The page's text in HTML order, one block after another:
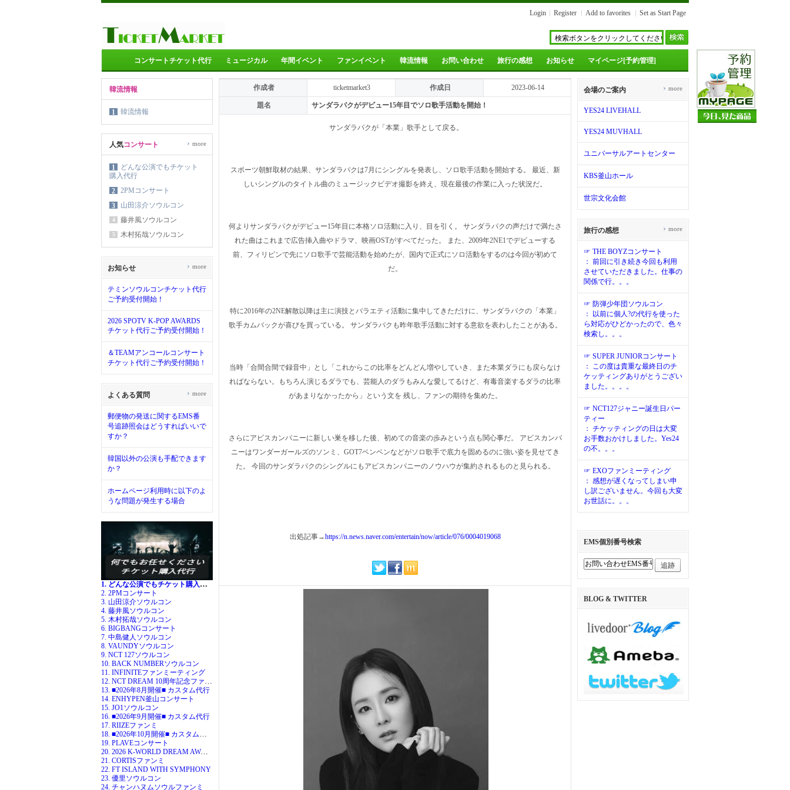
Login Register Add to favorites Set as Start Page
コンサートチケット代行 ミュージカル 年間イベント ファンイベント 韓流情報 お問い合わせ 旅行の感想 お知らせ マイページ[予約管理]
韓流情報
1 韓流情報
人気コンサート
1
どんな公演でもチケット
購入代行
2
2PMコンサート
3
山田涼介ソウルコン
4 藤井風ソウルコン
5 木村拓哉ソウルコン
› more
お知らせ
テミンソウルコンチケット代行
ご予約受付開始！
2026 SPOTV K-POP AWARDS
チケット代行ご予約受付開始！
＆TEAMアンコールコンサート
チケット代行ご予約受付開始！
› more
よくある質問
郵便物の発送に関するEMS番
号追跡照会はどうすればいいで
すか？
韓国以外の公演も手配できます
か？
ホームページ利用時に以下のよ
うな問題が発生する場合
› more
1. どんな公演でもチケット購入代行
2. 2PMコンサート
3. 山田涼介ソウルコン
4. 藤井風ソウルコン
5. 木村拓哉ソウルコン
6. BIGBANGコンサート
7. 中島健人ソウルコン
8. VAUNDYソウルコン
9. NCT 127ソウルコン
10. BACK NUMBERソウルコン
11. INFINITEファンミーティング
12. NCT DREAM 10周年記念ファンミ
13. ■2026年8月開催■ カスタム代行
14. ENHYPEN釜山コンサート
15. JO1ソウルコン
16. ■2026年9月開催■ カスタム代行
17. RIIZEファンミ
18. ■2026年10月開催■ カスタム代行
19. PLAVEコンサート
20. 2026 K-WORLD DREAM AWARDS
21. CORTISファンミ
22. FT ISLAND WITH SYMPHONY
23. 優里ソウルコン
24. チャンハヌムソウルファンミ
作成者 ticketmarket3 作成日 2023-06-14
題名 サンダラパクがデビュー15年目でソロ歌手活動を開始！
サンダラパクが「本業」歌手として戻る。
スポーツ朝鮮取材の結果、サンダラパクは7月にシングルを発表し、ソロ歌手活動を開始する。 最近、新
しいシングルのタイトル曲のミュージックビデオ撮影を終え、現在最後の作業に入った状況だ。
何よりサンダラパクがデビュー15年目に本格ソロ活動に入り、目を引く。 サンダラパクの声だけで満たさ
れた曲はこれまで広告挿入曲やドラマ、映画OSTがすべてだった。 また、2009年2NE1でデビューする
前、フィリピンで先にソロ歌手で芸能活動を始めたが、国内で正式にソロ活動をするのは今回が初めて
だ。
特に2016年の2NE解散以降は主に演技とバラエティ活動に集中してきただけに、サンダラパクの「本業」
歌手カムバックが喜びを買っている。 サンダラパクも昨年歌手活動に対する意欲を表わしたことがある。
当時「合間合間で録音中」とし「これからこの比率をどんどん増やしていき、また本業ダラにも戻らなけ
ればならない。もちろん演じるダラでも、芸能人のダラもみんな愛してるけど、有毒音楽するダラの比率
があまりなかったから」という文を 残し、ファンの期待を集めた。
さらにアビスカンパニーに新しい巣を移した後、初めての音楽の歩みという点も関心事だ。 アビスカンパ
ニーはワンダーガールズのソンミ、GOT7ベンベンなどがソロ歌手で底力を固めるのに強い姿を見せてき
た。 今回のサンダラパクのシングルにもアビスカンパニーのノウハウが集約されるものと見られる。
出処記事→https://n.news.naver.com/entertain/now/article/076/0004019068
会場のご案内
YES24 LIVEHALL
YES24 MUVHALL
ユニバーサルアートセンター
KBS釜山ホール
世宗文化会館
› more
旅行の感想
☞ THE BOYZコンサート
： 前回に引き続き今回も利用
させていただきました。仕事の
関係で行。。。
☞ 防弾少年団ソウルコン
： 以前に個人?の代行を使った
ら対応がひどかったので、色々
検索し。。。
☞ SUPER JUNIORコンサート
： この度は貴重な最終日のチ
ケッティングありがとうござい
ました。。。。
☞ NCT127ジャニー誕生日パー
ティー
： チケッティングの日は大変
お手数おかけしました。Yes24
の不。。。
☞ EXOファンミーティング
： 感想が遅くなってしまい申
し訳ございません。今回も大変
お世話に。。。
› more
EMS個別番号検索
追跡
BLOG & TWITTER